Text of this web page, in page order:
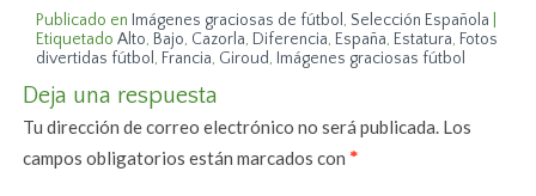
Publicado en Imágenes graciosas de fútbol, Selección Española
Etiquetado Alto, Bajo, Cazorla, Diferencia, España, Estatura, Fotos
divertidas fútbol, Francia, Giroud, Imágenes graciosas fútbol
Deja una respuesta
Tu dirección de correo electrónico no será publicada. Los
campos obligatorios están marcados con*